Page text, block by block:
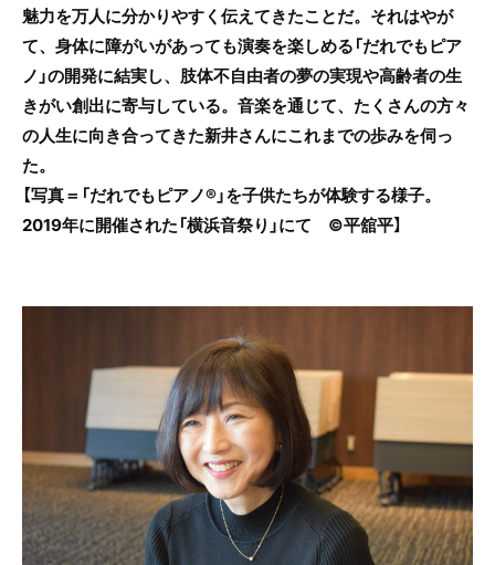
魅力を万人に分かりやすく伝えてきたことだ。それはやが
て、身体に障がいがあっても演奏を楽しめる「だれでもピア
ノ」の開発に結実し、肢体不自由者の夢の実現や高齢者の生
きがい創出に寄与している。音楽を通じて、たくさんの方々
の人生に向き合ってきた新井さんにこれまでの歩みを伺っ
た。
【写真＝「だれでもピアノ®」を子供たちが体験する様子。
2019年に開催された「横浜音祭り」にて ©平舘平】